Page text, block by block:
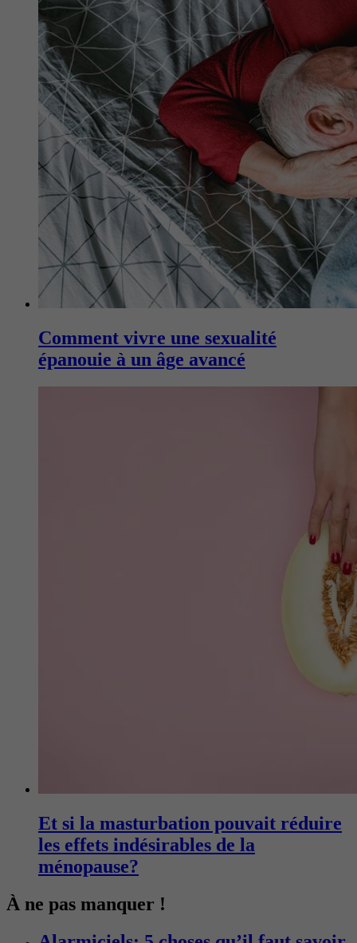
Comment vivre une sexualité
épanouie à un âge avancé
Et si la masturbation pouvait réduire
les effets indésirables de la
ménopause?
À ne pas manquer !